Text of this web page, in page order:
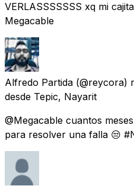
VERLASSSSSSS xq mi
Megacable
Alfredo Partida (@reycora)
desde Tepic, Nayarit
@Megacable cuantos
para resolver una falla 😒